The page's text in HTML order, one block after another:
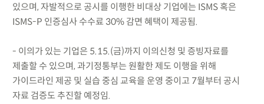
있으며, 자발적으로 공시를 이행한 비대상 기업에는 ISMS 혹은
ISMS-P 인증심사 수수료 30% 감면 혜택이 제공됨.
- 이의가 있는 기업은 5.15.(금)까지 이의신청 및 증빙자료를
제출할 수 있으며, 과기정통부는 원활한 제도 이행을 위해
가이드라인 제공 및 실습 중심 교육을 운영 중이고 7월부터 공시
자료 검증도 추진할 예정임.